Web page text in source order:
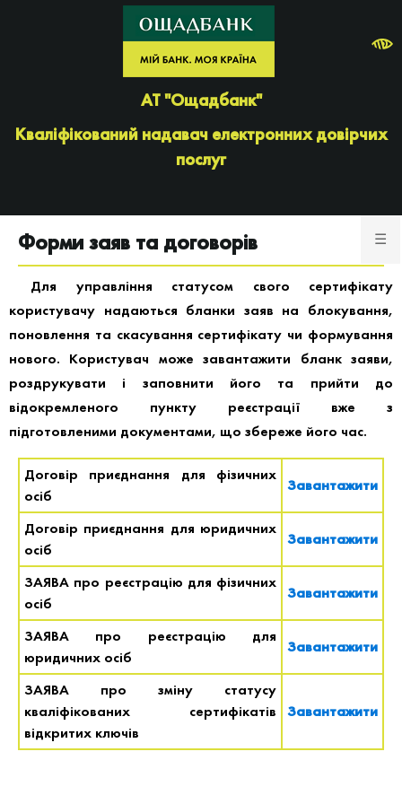
АТ "Ощадбанк"
Кваліфікований надавач електронних довірчих
послуг
☰
Форми заяв та договорів
Для управління статусом свого сертифікату
користувачу надаються бланки заяв на блокування,
поновлення та скасування сертифікату чи формування
нового. Користувач може завантажити бланк заяви,
роздрукувати і заповнити його та прийти до
відокремленого пункту реєстрації вже з
підготовленими документами, що збереже його час.
Договір приєднання для фізичних
осіб
Завантажити
Договір приєднання для юридичних
осіб
Завантажити
ЗАЯВА про реєстрацію для фізичних
осіб
Завантажити
ЗАЯВА про реєстрацію для
юридичних осіб
Завантажити
ЗАЯВА про зміну статусу
кваліфікованих сертифікатів
відкритих ключів
Завантажити